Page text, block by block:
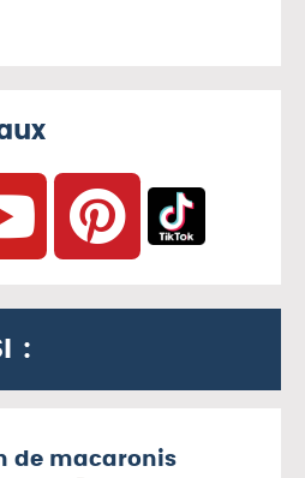
:
de macaronis